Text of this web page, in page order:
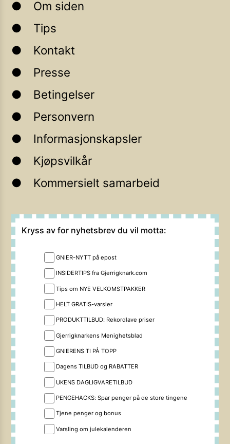
Om siden
Tips
Kontakt
Presse
Betingelser
Personvern
Informasjonskapsler
Kjøpsvilkår
Kommersielt samarbeid
Kryss av for nyhetsbrev du vil motta:
GNIER-NYTT på epost
INSIDERTIPS fra Gjerrigknark.com
Tips om NYE VELKOMSTPAKKER
HELT GRATIS-varsler
PRODUKTTILBUD: Rekordlave priser
Gjerrigknarkens Menighetsblad
GNIERENS TI PÅ TOPP
Dagens TILBUD og RABATTER
UKENS DAGLIGVARETILBUD
PENGEHACKS: Spar penger på de store tingene
Tjene penger og bonus
Varsling om julekalenderen